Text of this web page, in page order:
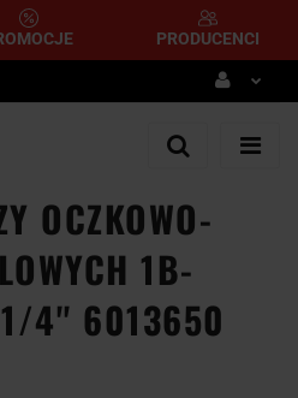
PRODUCENCI
Zaloguj się
Dodaj zgłoszenie
OCZKOWO-
1B-
4'' 6013650